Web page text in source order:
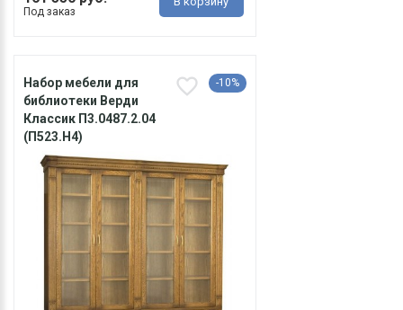
Под заказ
Набор мебели для
библиотеки Верди
Классик П3.0487.2.04
(П523.Н4)
-10%